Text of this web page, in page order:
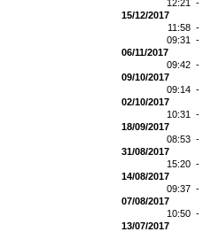
12:21 -
15/12/2017
11:58 -
09:31 -
06/11/2017
09:42 -
09/10/2017
09:14 -
02/10/2017
10:31 -
18/09/2017
08:53 -
31/08/2017
15:20 -
14/08/2017
09:37 -
07/08/2017
10:50 -
13/07/2017